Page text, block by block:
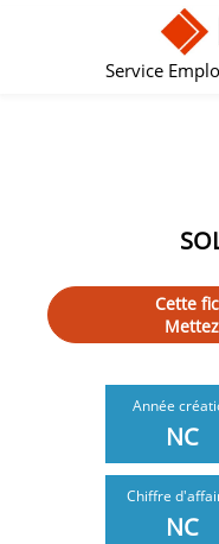
Service
Cette
Année
NC
Chiffre
NC